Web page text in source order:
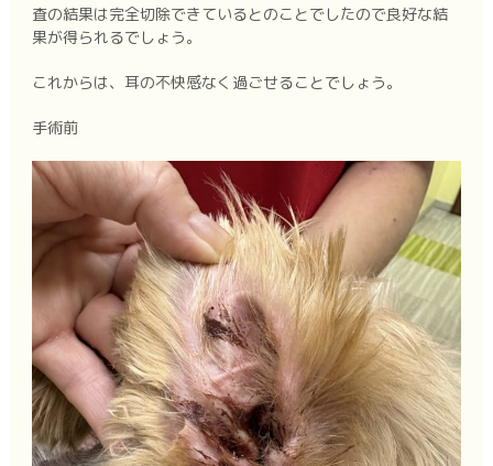
査の結果は完全切除できているとのことでしたので良好な結
果が得られるでしょう。
これからは、耳の不快感なく過ごせることでしょう。
手術前